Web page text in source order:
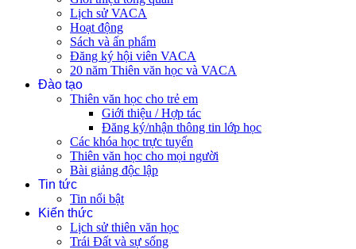
Lịch sử VACA
Hoạt động
Sách và ấn phẩm
Đăng ký hội viên VACA
20 năm Thiên văn học và VACA
Đào tạo
Thiên văn học cho trẻ em
Giới thiệu / Hợp tác
Đăng ký/nhận thông tin lớp học
Các khóa học trực tuyến
Thiên văn học cho mọi người
Bài giảng độc lập
Tin tức
Tin nổi bật
Kiến thức
Lịch sử thiên văn học
Trái Đất và sự sống